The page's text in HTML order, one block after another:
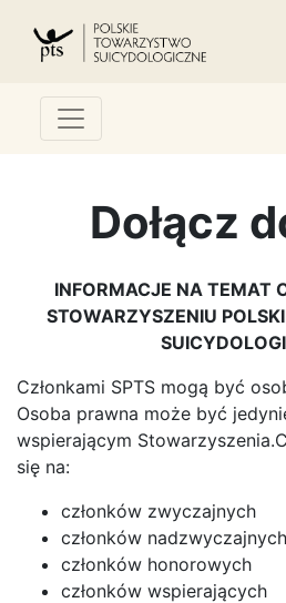
Dołącz
INFORMACJE NA TEMAT
STOWARZYSZENIU
Członkami SPTS mogą być
Osoba prawna może być
wspierającym
się na:
członków zwyczajnych
członków nadzwyczajnych
członków honorowych
członków wspierających